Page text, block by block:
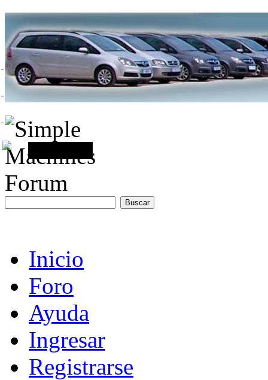
Inicio
Foro
Ayuda
Ingresar
Registrarse